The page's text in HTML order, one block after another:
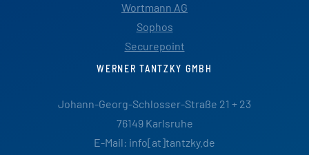
Wortmann AG
Sophos
Securepoint
WERNER TANTZKY GMBH
Johann-Georg-Schlosser-Straße 21 + 23
76149 Karlsruhe
E-Mail: info[at]tantzky.de